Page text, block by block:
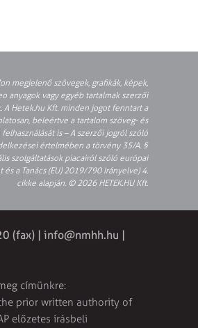
megjelenő szövegek, grafikák, képek,
anyagok vagy egyéb tartalmak szerzői
A Hetek.hu Kft. minden jogot fenntart a
beleértve a tartalom szöveg- és
is – A szerzői jogról szóló
értelmében a törvény 35/A. §
szolgáltatások piacairól szóló európai
a Tanács (EU) 2019/790 Irányelve) 4.
cikke alapján. © 2026 HETEK.HU Kft.
(fax) | info@nmhh.hu |
címünkre:
prior written authority of
előzetes írásbeli